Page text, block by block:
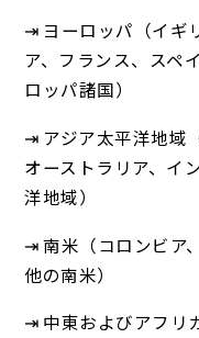
⇥ ヨーロッパ（イギ
ア、フランス、スペ
ロッパ諸国）
⇥ アジア太平洋地域
オーストラリア、イ
洋地域）
⇥ 南米（コロンビア
他の南米）
⇥ 中東およびアフリ